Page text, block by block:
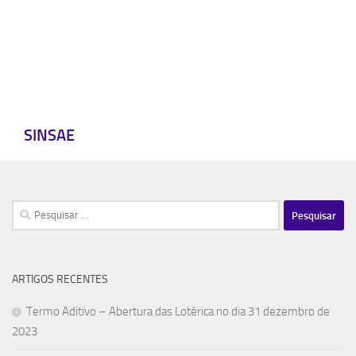
SINSAE
Pesquisar
por:
ARTIGOS RECENTES
Termo Aditivo – Abertura das Lotérica no dia 31 dezembro de
2023